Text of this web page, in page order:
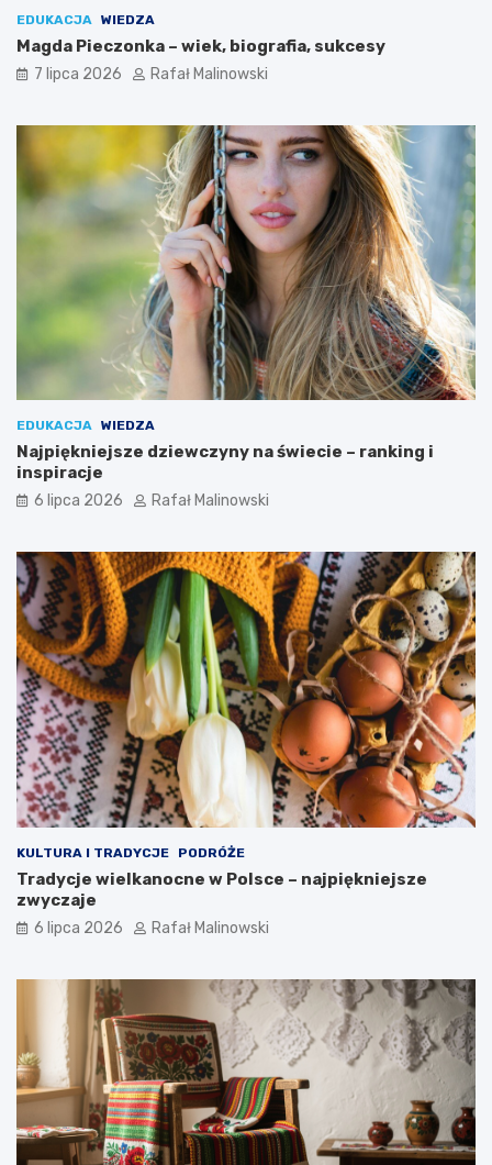
EDUKACJA WIEDZA
Magda Pieczonka – wiek, biografia, sukcesy
7 lipca 2026 Rafał Malinowski
EDUKACJA WIEDZA
Najpiękniejsze dziewczyny na świecie – ranking i
inspiracje
6 lipca 2026 Rafał Malinowski
KULTURA I TRADYCJE PODRÓŻE
Tradycje wielkanocne w Polsce – najpiękniejsze
zwyczaje
6 lipca 2026 Rafał Malinowski